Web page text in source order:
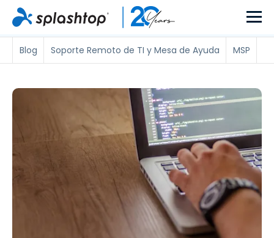
Blog Soporte Remoto de TI y Mesa de Ayuda MSP